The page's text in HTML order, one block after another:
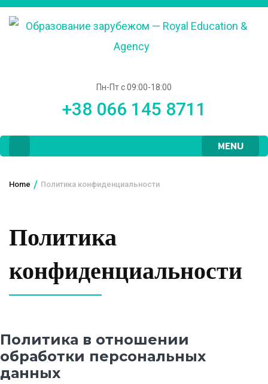
Пн-Пт с 09:00-18:00
+38 066 145 8711
MENU
Home / Политика конфиденциальности
Политика
конфиденциальности
Политика в отношении
обработки персональных
данных